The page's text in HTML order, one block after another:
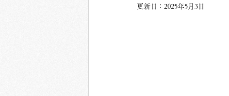
更新日： 2025年5月3日